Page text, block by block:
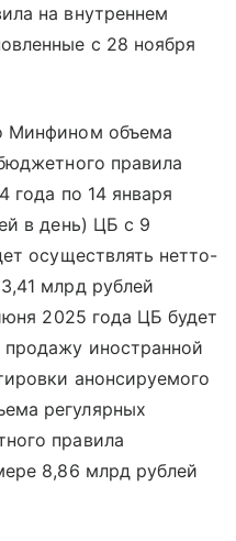
на внутреннем
с 28 ноября
Минфином объема
правила
года по 14 января
в день) ЦБ с 9
осуществлять нетто-
млрд рублей
2025 года ЦБ будет
иностранной
анонсируемого
регулярных
правила
8,86 млрд рублей